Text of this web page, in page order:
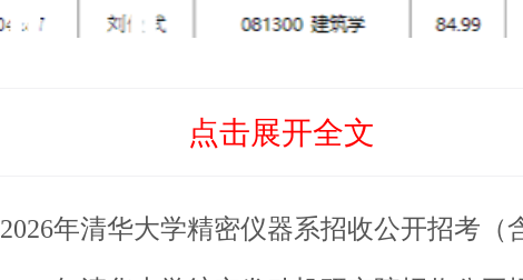
点击展开全文
2026年清华大学精密仪器系招收公开招考（含硕博连读生）博士研究